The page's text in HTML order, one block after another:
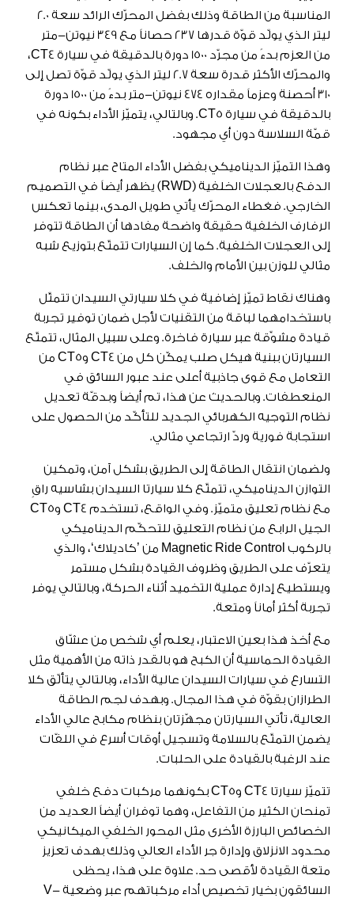
المناسبة من الطاقة وذلك بفضل المحرّك الرائد سعة 2.0
ليتر الذي يولّد قوّة قدرها 237 حصاناً مع 349 نيوتن-متر
من العزم بدءً من مجرّد 1500 دورة بالدقيقة في سيارة CT4،
والمحرّك الأكثر قدرة سعة 2.7 ليتر الذي يولّد قوّة تصل إلى
310 أحصنة وعزماً مقداره 474 نيوتن-متر بدءً من 1500 دورة
بالدقيقة في سيارة CT5. وبالتالي، يتميّز الأداء بكونه في
قمّة السلاسة دون أي مجهود.
وهذا التميّز الديناميكي بفضل الأداء المتاح عبر نظام
الدفع بالعجلات الخلفية (RWD) يظهر أيضاً في التصميم
الخارجي. فغطاء المحرّك يأتي طويل المدى، بينما تعكس
الرفارف الخلفية حقيقة واضحة مفادها أن الطاقة تتوفر
إلى العجلات الخلفية. كما إن السيارات تتمتّع بتوزيع شبه
مثالي للوزن بين الأمام والخلف.
وهناك نقاط تميّز إضافية في كلا سيارتي السيدان تتمثّل
باستخدامهما لباقة من التقنيات لأجل ضمان توفير تجربة
قيادة مشوِّقة عبر سيارة فاخرة. وعلى سبيل المثال، تتمتّع
السيارتان ببنية هيكل صلب يمكّن كل من CT4 وCT5 من
التعامل مع قوى جاذبية أعلى عند عبور السائق في
المنعطفات. وبالحديث عن هذا، تم أيضاً وبدقّة تعديل
نظام التوجيه الكهربائي الجديد للتأكّد من الحصول على
استجابة فورية وردّ ارتجاعي مثالي.
ولضمان انتقال الطاقة إلى الطريق بشكل آمن، وتمكين
التوازن الديناميكي، تتمتّع كلا سيارتا السيدان بشاسيه راقٍ
مع نظام تعليق متميّز. وفي الواقع، تستخدم CT4 وCT5
الجيل الرابع من نظام التعليق للتحكّم الديناميكي
بالركوب Magnetic Ride Control من ’كاديلاك‘، والذي
يتعرّف على الطريق وظروف القيادة بشكل مستمر
ويستطيع إدارة عملية التخميد أثناء الحركة، وبالتالي يوفر
تجربة أكثر أماناً ومتعة.
مع أخذ هذا بعين الاعتبار، يعلم أي شخص من عشّاق
القيادة الحماسية أن الكبح هو بالقدر ذاته من الأهمية مثل
التسارع في سيارات السيدان عالية الأداء، وبالتالي يتألّق كلا
الطرازان بقوّة في هذا المجال. وبهدف لجم الطاقة
العالية، تأتي السيارتان مجهّزتان بنظام مكابح عالي الأداء
يضمن التمتّع بالسلامة وتسجيل أوقات أسرع في اللفّات
عند الرغبة بالقيادة على الحلبات.
تتميّز سيارتا CT4 وCT5 بكونهما مركبات دفع خلفي
تمنحان الكثير من التفاعل، وهما توفران أيضاً العديد من
الخصائص البارزة الأخرى مثل المحور الخلفي الميكانيكي
محدود الانزلاق وإدارة جر الأداء العالي وذلك بهدف تعزيز
متعة القيادة لأقصى حد. علاوة على هذا، يحظى
السائقون بخيار تخصيص أداء مركباتهم عبر وضعية V-